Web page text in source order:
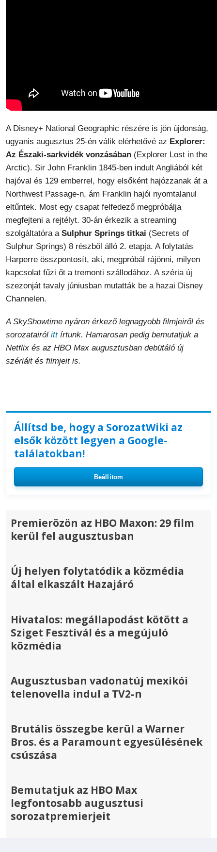
A Disney+ National Geographic részére is jön újdonság,
ugyanis augusztus 25-én válik elérhetővé az Explorer:
Az Északi-sarkvidék vonzásában (Explorer Lost in the
Arctic). Sir John Franklin 1845-ben indult Angliából két
hajóval és 129 emberrel, hogy elsőként hajózzanak át a
Northwest Passage-n, ám Franklin hajói nyomtalanul
eltűntek. Most egy csapat felfedező megpróbálja
megfejteni a rejtélyt. 30-án érkezik a streaming
szolgáltatóra a Sulphur Springs titkai (Secrets of
Sulphur Springs) 8 részből álló 2. etapja. A folytatás
Harperre összpontosít, aki, megpróbál rájönni, milyen
kapcsolat fűzi őt a tremonti szállodához. A széria új
szezonját tavaly júniusban mutatták be a hazai Disney
Channelen.
A SkyShowtime nyáron érkező legnagyobb filmjeiről és
sorozatairól ittírtunk. Hamarosan pedig bemutatjuk a
Netflix és az HBO Max augusztusban debütáló új
szériáit és filmjeit is.
Állítsd be, hogy a SorozatWiki az
elsők között legyen a Google-
találatokban!
Beállítom
Premierözön az HBO Maxon: 29 film
kerül fel augusztusban
Új helyen folytatódik a közmédia
által elkaszált Hazajáró
Hivatalos: megállapodást kötött a
Sziget Fesztivál és a megújuló
közmédia
Augusztusban vadonatúj mexikói
telenovella indul a TV2-n
Brutális összegbe kerül a Warner
Bros. és a Paramount egyesülésének
csúszása
Bemutatjuk az HBO Max
legfontosabb augusztusi
sorozatpremierjeit